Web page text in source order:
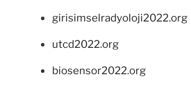
girisimselradyoloji2022.org
utcd2022.org
biosensor2022.org